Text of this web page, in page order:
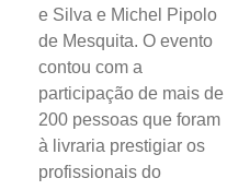
e Silva e Michel Pipolo
de Mesquita. O evento
contou com a
participação de mais de
200 pessoas que foram
à livraria prestigiar os
profissionais do